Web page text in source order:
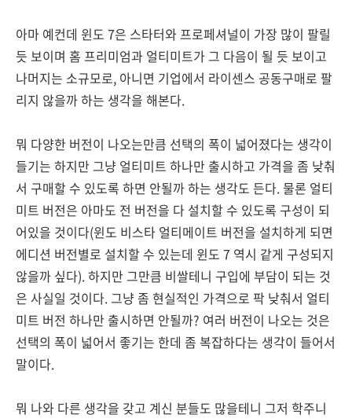
아마 예컨데 윈도 7은 스타터와 프로페셔널이 가장 많이 팔릴
듯 보이며 홈 프리미엄과 얼티미트가 그 다음이 될 듯 보이고
나머지는 소규모로, 아니면 기업에서 라이센스 공동구매로 팔
리지 않을까 하는 생각을 해본다.
뭐 다양한 버전이 나오는만큼 선택의 폭이 넓어졌다는 생각이
들기는 하지만 그냥 얼티미트 하나만 출시하고 가격을 좀 낮춰
서 구매할 수 있도록 하면 안될까 하는 생각도 든다. 물론 얼티
미트 버전은 아마도 전 버전을 다 설치할 수 있도록 구성이 되
어있을 것이다(윈도 비스타 얼티메이트 버전을 설치하게 되면
에디션 버전별로 설치할 수 있는데 윈도 7 역시 같게 구성되지
않을까 싶다). 하지만 그만큼 비쌀테니 구입에 부담이 되는 것
은 사실일 것이다. 그냥 좀 현실적인 가격으로 팍 낮춰서 얼티
미트 버전 하나만 출시하면 안될까? 여러 버전이 나오는 것은
선택의 폭이 넓어서 좋기는 한데 좀 복잡하다는 생각이 들어서
말이다.
뭐 나와 다른 생각을 갖고 계신 분들도 많을테니 그저 학주니